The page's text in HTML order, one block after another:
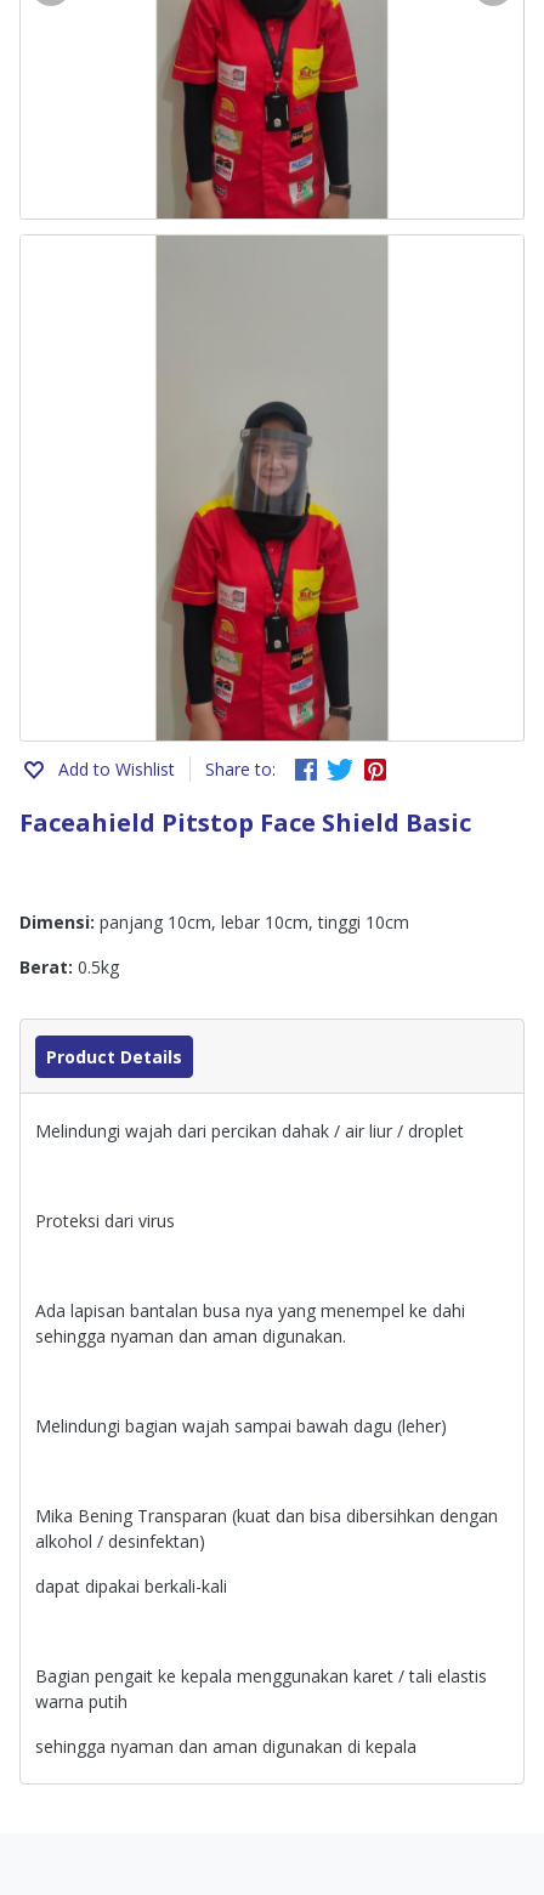
Add to Wishlist Share to:
Faceahield Pitstop Face Shield Basic
Dimensi: panjang 10cm, lebar 10cm, tinggi 10cm
Berat: 0.5kg
Product Details
Melindungi wajah dari percikan dahak / air liur / droplet
Proteksi dari virus
Ada lapisan bantalan busa nya yang menempel ke dahi
sehingga nyaman dan aman digunakan.
Melindungi bagian wajah sampai bawah dagu (leher)
Mika Bening Transparan (kuat dan bisa dibersihkan dengan
alkohol / desinfektan)
dapat dipakai berkali-kali
Bagian pengait ke kepala menggunakan karet / tali elastis
warna putih
sehingga nyaman dan aman digunakan di kepala
Electrical & Lamp